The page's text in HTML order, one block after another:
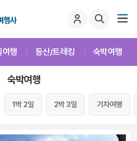
여행 등산/트레킹 숙박여행
숙박여행
1박 2일 2박 3일 기차여행